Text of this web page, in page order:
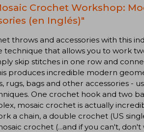
Crochet Workshop:
(en Inglés)"
throws and accessories with this
technique that allows you to work
skip stitches in one row and
produces incredible modern
rugs, bags and other accessories -
One crochet hook and two
mosaic crochet is actually
a chain, a double crochet (US
crochet (...and if you can't,